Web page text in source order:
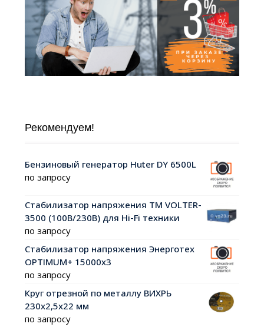
Рекомендуем!
Бензиновый генератор Huter DY 6500L
по запросу
Стабилизатор напряжения ТМ VOLTER-
3500 (100В/230В) для Hi-Fi техники
по запросу
Стабилизатор напряжения Энерготех
OPTIMUM+ 15000х3
по запросу
Круг отрезной по металлу ВИХРЬ
230х2,5х22 мм
по запросу